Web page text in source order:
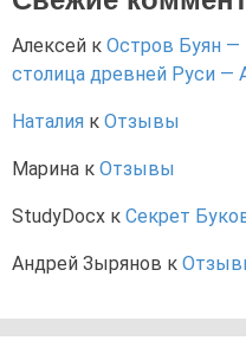
Алексей к Остров Буян
столица древней Руси —
Наталия к Отзывы
Марина к Отзывы
StudyDocx к Секрет
Андрей Зырянов к